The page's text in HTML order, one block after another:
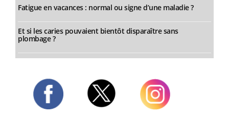
Fatigue en vacances : normal ou signe d’une maladie ?
Et si les caries pouvaient bientôt disparaître sans
plombage ?